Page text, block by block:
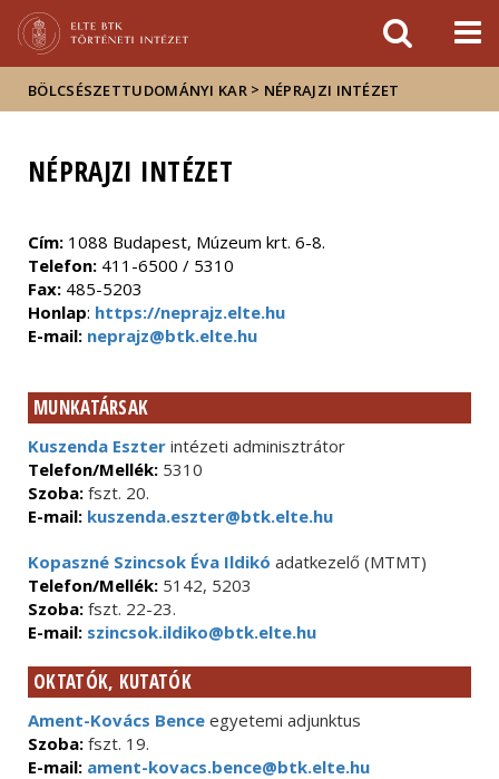
sajtóban
BÖLCSÉSZETTUDOMÁNYI KAR > NÉPRAJZI INTÉZET
NÉPRAJZI INTÉZET
Cím: 1088 Budapest, Múzeum krt. 6-8.
Telefon: 411-6500 / 5310
Fax: 485-5203
Honlap: https://neprajz.elte.hu
E-mail: neprajz@btk.elte.hu
MUNKATÁRSAK
Kuszenda Eszter intézeti adminisztrátor
Telefon/Mellék: 5310
Szoba: fszt. 20.
E-mail: kuszenda.eszter@btk.elte.hu
Kopaszné Szincsok Éva Ildikó adatkezelő (MTMT)
Telefon/Mellék: 5142, 5203
Szoba: fszt. 22-23.
E-mail: szincsok.ildiko@btk.elte.hu
OKTATÓK, KUTATÓK
Ament-Kovács Bence egyetemi adjunktus
Szoba: fszt. 19.
E-mail: ament-kovacs.bence@btk.elte.hu